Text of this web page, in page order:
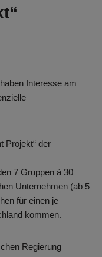
Interesse am
Projekt“ der
7 Gruppen à 30
Unternehmen (ab 5
für einen je
kommen.
Regierung